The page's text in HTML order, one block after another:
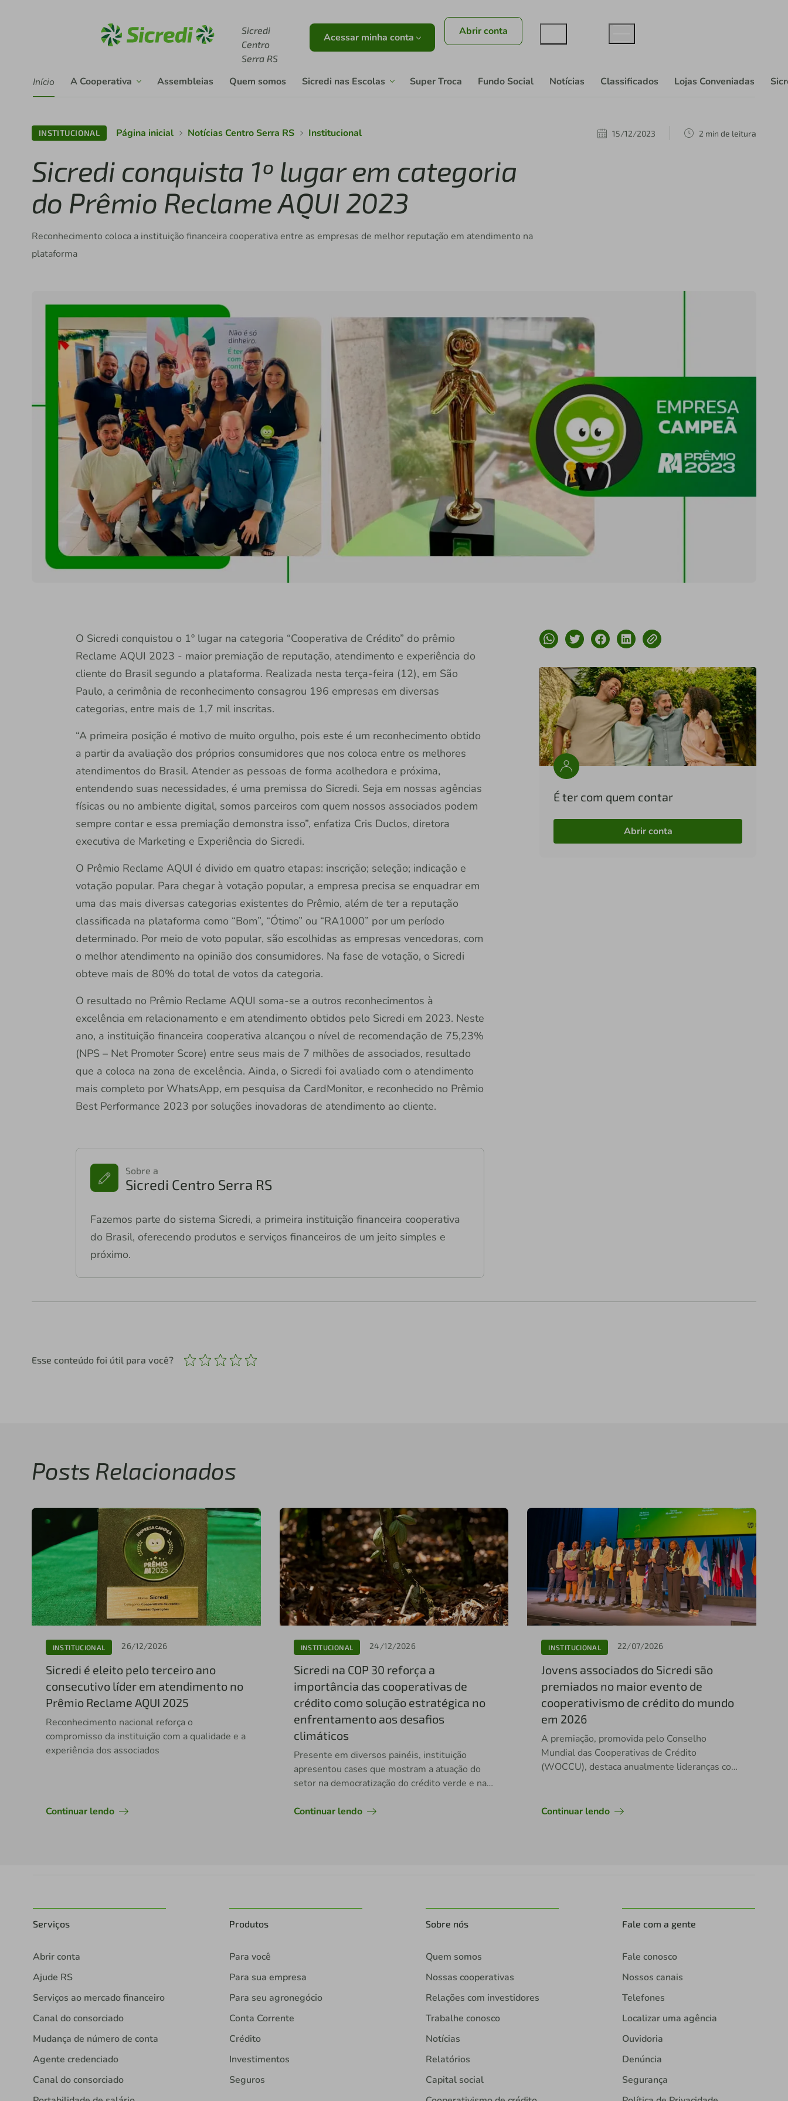
Sicredi
Centro
Serra RS
Acessar minha conta Abrir conta
Início A Cooperativa Assembleias Quem somos Sicredi nas Escolas Super Troca Fundo Social Notícias Classificados Lojas Conveniadas
INSTITUCIONAL Página inicial Notícias Centro Serra RS Institucional 15/12/2023 2 min de leitura
Sicredi conquista 1º lugar em categoria
do Prêmio Reclame AQUI 2023
Reconhecimento coloca a instituição financeira cooperativa entre as empresas de melhor reputação em atendimento na
plataforma
O Sicredi conquistou o 1º lugar na categoria “Cooperativa de Crédito” do prêmio
Reclame AQUI 2023 - maior premiação de reputação, atendimento e experiência do
cliente do Brasil segundo a plataforma. Realizada nesta terça-feira (12), em São
Paulo, a cerimônia de reconhecimento consagrou 196 empresas em diversas
categorias, entre mais de 1,7 mil inscritas.
“A primeira posição é motivo de muito orgulho, pois este é um reconhecimento obtido
a partir da avaliação dos próprios consumidores que nos coloca entre os melhores
atendimentos do Brasil. Atender as pessoas de forma acolhedora e próxima,
entendendo suas necessidades, é uma premissa do Sicredi. Seja em nossas agências
físicas ou no ambiente digital, somos parceiros com quem nossos associados podem
sempre contar e essa premiação demonstra isso”, enfatiza Cris Duclos, diretora
executiva de Marketing e Experiência do Sicredi.
O Prêmio Reclame AQUI é divido em quatro etapas: inscrição; seleção; indicação e
votação popular. Para chegar à votação popular, a empresa precisa se enquadrar em
uma das mais diversas categorias existentes do Prêmio, além de ter a reputação
classificada na plataforma como “Bom”, “Ótimo” ou “RA1000” por um período
determinado. Por meio de voto popular, são escolhidas as empresas vencedoras, com
o melhor atendimento na opinião dos consumidores. Na fase de votação, o Sicredi
obteve mais de 80% do total de votos da categoria.
O resultado no Prêmio Reclame AQUI soma-se a outros reconhecimentos à
excelência em relacionamento e em atendimento obtidos pelo Sicredi em 2023. Neste
ano, a instituição financeira cooperativa alcançou o nível de recomendação de 75,23%
(NPS – Net Promoter Score) entre seus mais de 7 milhões de associados, resultado
que a coloca na zona de excelência. Ainda, o Sicredi foi avaliado com o atendimento
mais completo por WhatsApp, em pesquisa da CardMonitor, e reconhecido no Prêmio
Best Performance 2023 por soluções inovadoras de atendimento ao cliente.
Sobre a
Sicredi Centro Serra RS
Fazemos parte do sistema Sicredi, a primeira instituição financeira cooperativa
do Brasil, oferecendo produtos e serviços financeiros de um jeito simples e
próximo.
É ter com quem contar
Abrir conta
Esse conteúdo foi útil para você?
Posts Relacionados
INSTITUCIONAL 26/12/2026
Sicredi é eleito pelo terceiro ano
consecutivo líder em atendimento no
Prêmio Reclame AQUI 2025
Reconhecimento nacional reforça o
compromisso da instituição com a qualidade e a
experiência dos associados
Continuar lendo
INSTITUCIONAL 24/12/2026
Sicredi na COP 30 reforça a
importância das cooperativas de
crédito como solução estratégica no
enfrentamento aos desafios
climáticos
Presente em diversos painéis, instituição
apresentou cases que mostram a atuação do
setor na democratização do crédito verde e na
Continuar lendo
INSTITUCIONAL 22/07/2026
Jovens associados do Sicredi são
premiados no maior evento de
cooperativismo de crédito do mundo
em 2026
A premiação, promovida pelo Conselho
Mundial das Cooperativas de Crédito
(WOCCU), destaca anualmente lideranças com
Continuar lendo
Serviços
Abrir conta
Ajude RS
Serviços ao mercado financeiro
Canal do consorciado
Mudança de número de conta
Agente credenciado
Canal do consorciado
Produtos
Para você
Para sua empresa
Para seu agronegócio
Conta Corrente
Crédito
Investimentos
Seguros
Sobre nós
Quem somos
Nossas cooperativas
Relações com investidores
Trabalhe conosco
Notícias
Relatórios
Capital social
Fale com a gente
Fale conosco
Nossos canais
Telefones
Localizar uma agência
Ouvidoria
Denúncia
Segurança